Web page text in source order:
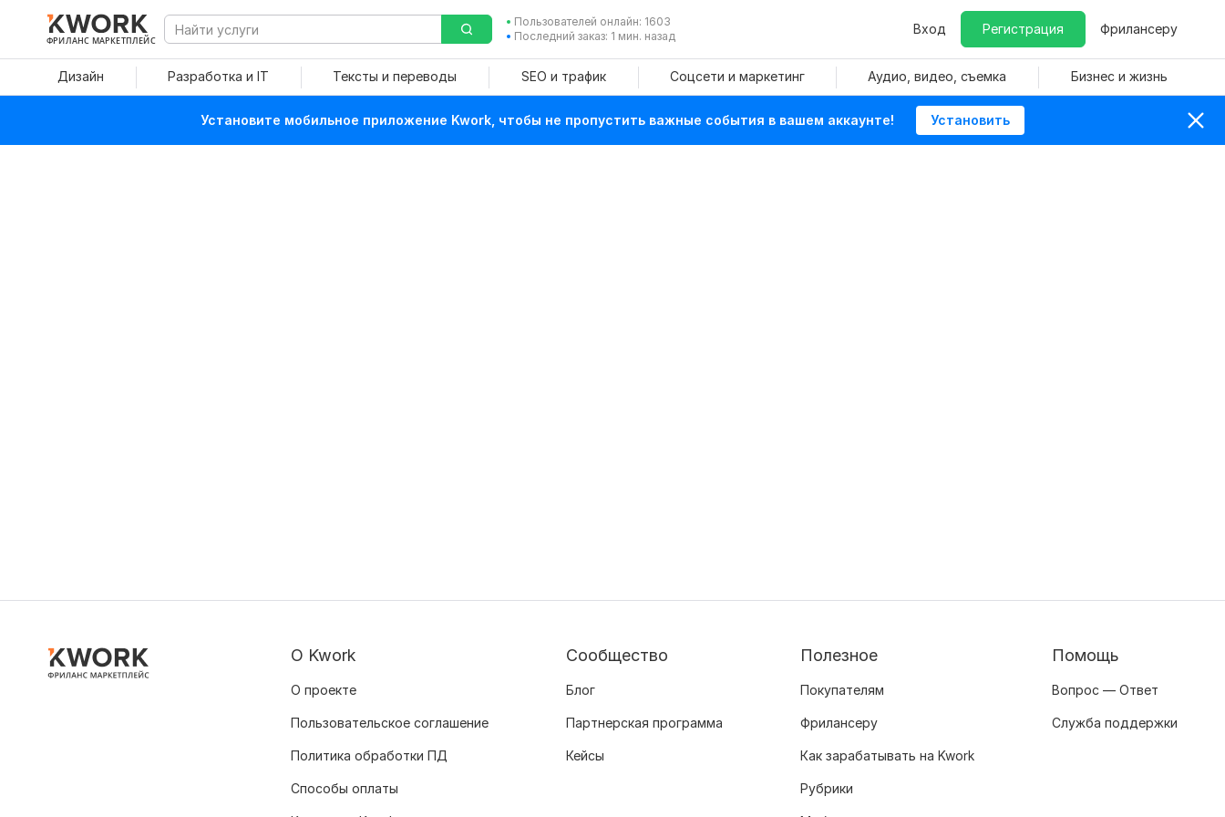
ФРИЛАНС МАРКЕТПЛЕЙС
Пользователей онлайн: 1603
Последний заказ: 1 мин. назад
Вход Регистрация Фрилансеру
Дизайн Разработка и IT Тексты и переводы SEO и трафик Соцсети и маркетинг Аудио, видео, съемка Бизнес и жизнь
Установите мобильное приложение Kwork, чтобы не пропустить важные события в вашем аккаунте! Установить
О Kwork
О проекте
Пользовательское соглашение
Политика обработки ПД
Способы оплаты
Сообщество
Блог
Партнерская программа
Кейсы
Полезное
Покупателям
Фрилансеру
Как зарабатывать на Kwork
Рубрики
Помощь
Вопрос — Ответ
Служба поддержки